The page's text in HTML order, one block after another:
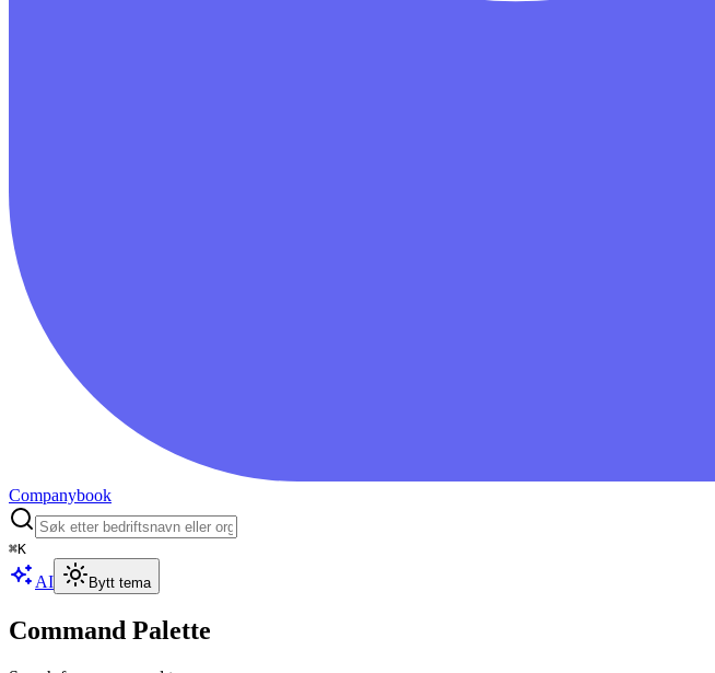
Companybook
⌘K
AI Bytt tema
Command Palette